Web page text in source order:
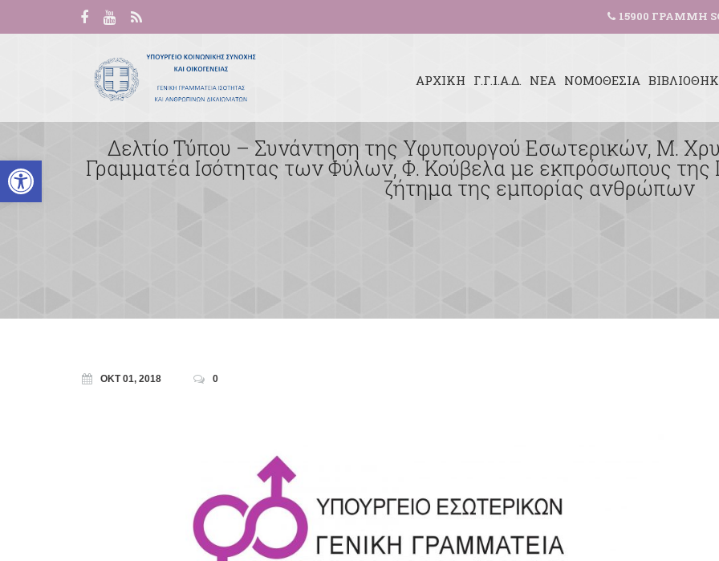
Ανοίξτε τη γραμμή εργαλείων
15900 ΓΡΑΜΜΗ
ΑΡΧΙΚΗ Γ.Γ.Ι.Α.Δ. ΝΕΑ ΝΟΜΟΘΕΣΙΑ
Δελτίο Τύπου – Συνάντηση της Υφυπουργού Εσωτερικών, Μ.
Γραμματέα Ισότητας των Φύλων, Φ. Κούβελα με εκπρόσωπους της
ζήτημα της εμπορίας ανθρώπων
ΟΚΤ 01, 2018 0